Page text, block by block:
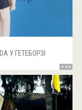
У ГЕТЕБОРЗІ